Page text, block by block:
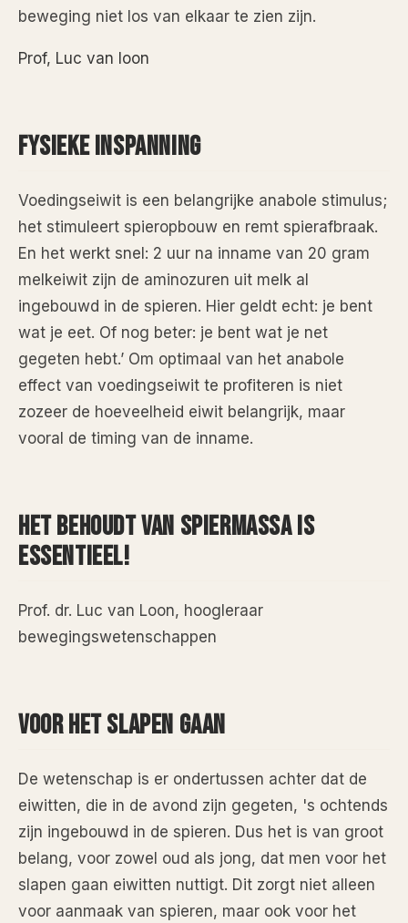
beweging niet los van elkaar te zien zijn.
Prof, Luc van loon
FYSIEKE INSPANNING
Voedingseiwit is een belangrijke anabole stimulus;
het stimuleert spieropbouw en remt spierafbraak.
En het werkt snel: 2 uur na inname van 20 gram
melkeiwit zijn de aminozuren uit melk al
ingebouwd in de spieren. Hier geldt echt: je bent
wat je eet. Of nog beter: je bent wat je net
gegeten hebt.’ Om optimaal van het anabole
effect van voedingseiwit te profiteren is niet
zozeer de hoeveelheid eiwit belangrijk, maar
vooral de timing van de inname.
HET BEHOUDT VAN SPIERMASSA IS
ESSENTIEEL!
Prof. dr. Luc van Loon, hoogleraar
bewegingswetenschappen
VOOR HET SLAPEN GAAN
De wetenschap is er ondertussen achter dat de
eiwitten, die in de avond zijn gegeten, 's ochtends
zijn ingebouwd in de spieren. Dus het is van groot
belang, voor zowel oud als jong, dat men voor het
slapen gaan eiwitten nuttigt. Dit zorgt niet alleen
voor aanmaak van spieren, maar ook voor het